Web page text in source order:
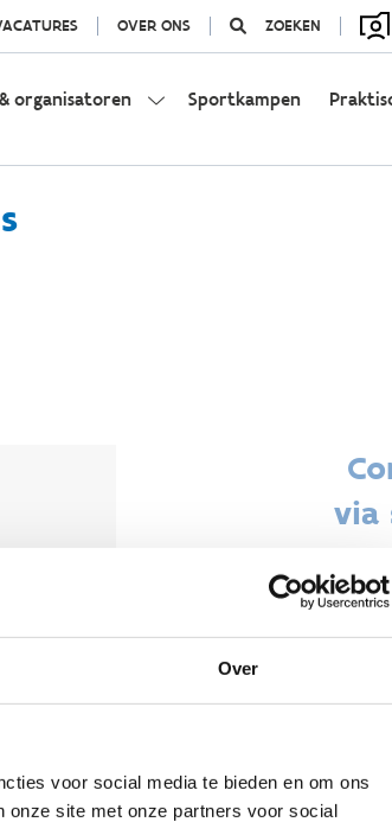
Over
voor social media te bieden en om ons
onze site met onze partners voor social
OVER ONS ZOEKEN
organisatoren Sportkampen
via
Facebook
Stel ons
Instagram
Volg ons